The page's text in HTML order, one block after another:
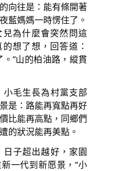
向往是：能有條開著
藍媽媽一時愣住了。
為什麼會突然問這
想了想，回答道：
。”山的柏油路，縱貫
毛生長為村黨支部
是：路能再寬點再好
比能再高點，同鄉們
的狀況能再美點。
子超出越好，家園
一代到新愿景，“小